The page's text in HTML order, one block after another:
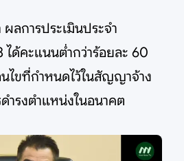
ลการประเมินประจำ
ด้คะแนนต่ำกว่าร้อยละ 60
นไขที่กำหนดไว้ในสัญญาจ้าง
ำรงตำแหน่งในอนาคต